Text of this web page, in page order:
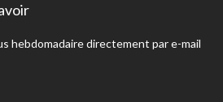
hebdomadaire directement par e-mail